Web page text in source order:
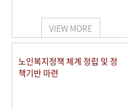
VIEW MORE
노인복지정책 체계 정립 및 정
책기반 마련